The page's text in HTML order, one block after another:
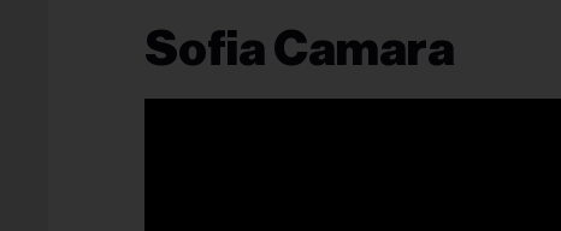
Sofia Camara